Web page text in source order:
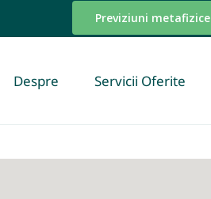
Previziuni metafizice
Despre Servicii Oferite